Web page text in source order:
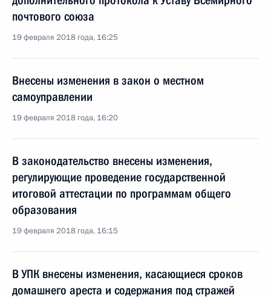
почтового союза
19 февраля 2018 года, 16:25
Внесены изменения в закон о местном
самоуправлении
19 февраля 2018 года, 16:20
В законодательство внесены изменения,
регулирующие проведение государственной
итоговой аттестации по программам общего
образования
19 февраля 2018 года, 16:15
В УПК внесены изменения, касающиеся сроков
домашнего ареста и содержания под стражей